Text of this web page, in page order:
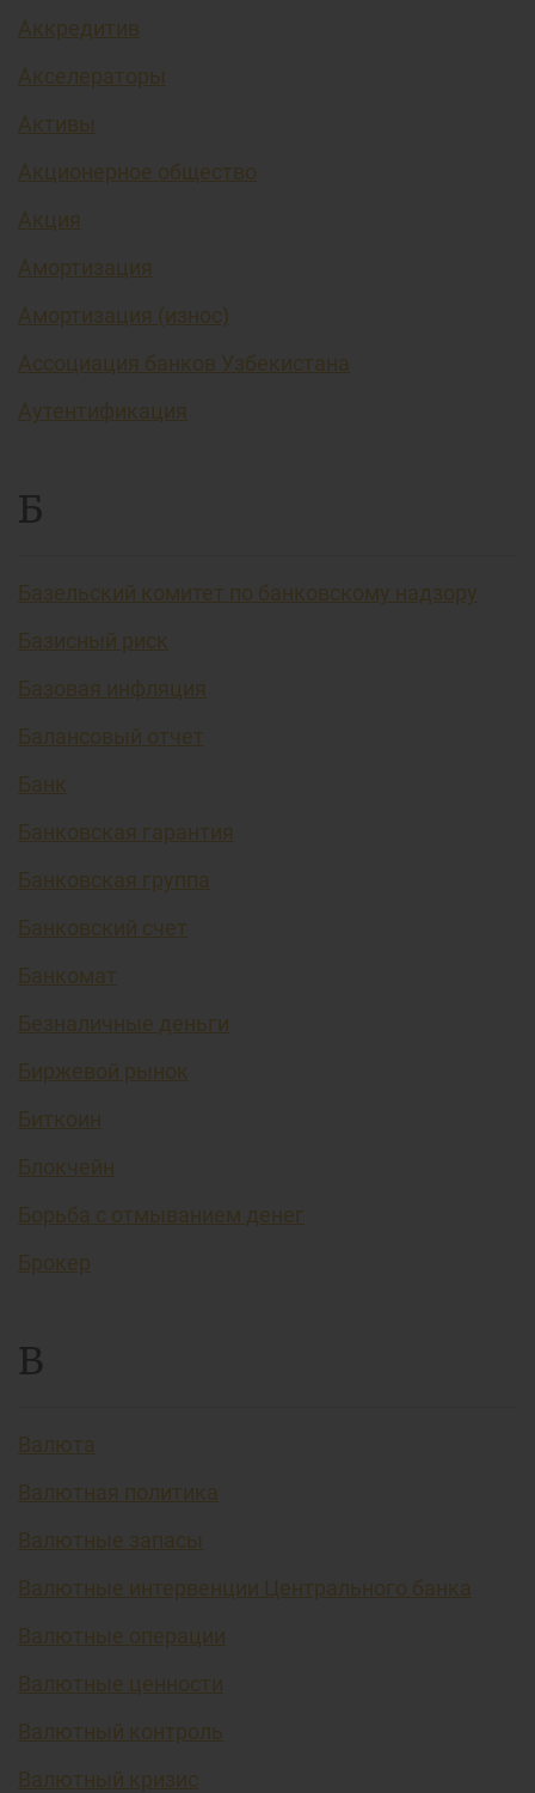
Аккредитив
Акселераторы
Активы
Акционерное общество
Акция
Амортизация
Амортизация (износ)
Ассоциация банков Узбекистана
Аутентификация
Б
Базельский комитет по банковскому надзору
Базисный риск
Базовая инфляция
Балансовый отчет
Банк
Банковская гарантия
Банковская группа
Банковский счет
Банкомат
Безналичные деньги
Биржевой рынок
Биткоин
Блокчейн
Борьба с отмыванием денег
Брокер
В
Валюта
Валютная политика
Валютные запасы
Валютные интервенции Центрального банка
Валютные операции
Валютные ценности
Валютный контроль
Валютный кризис